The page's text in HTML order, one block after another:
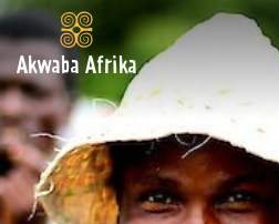
Akwaba Afrika